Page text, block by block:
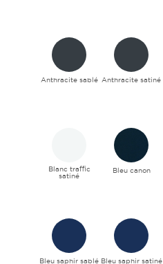
Anthracite sablé Anthracite satiné
Blanc traffic
satiné
Bleu canon
Bleu saphir sablé Bleu saphir satiné